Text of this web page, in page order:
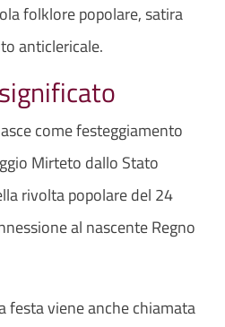
folklore popolare, satira
anticlericale.
come festeggiamento
Mirteto dallo Stato
rivolta popolare del 24
al nascente Regno
festa viene anche chiamata